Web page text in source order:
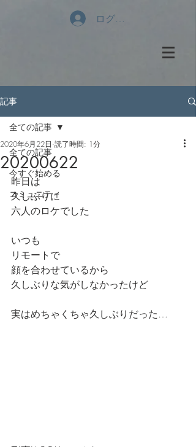
ログイン
記事
全ての記事
今すぐ始める
コミュニティ
全ての記事
20200622
2020年6月22日 読了時間: 1分
昨日は
久しぶりに
六人のロケでした
いつも
リモートで
顔を合わせているから
久しぶりな気がしなかったけど
実はめちゃくちゃ久しぶりだった…